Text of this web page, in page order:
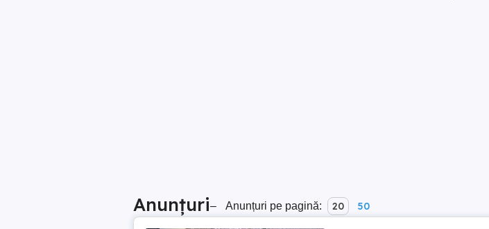
Anunțuri– Anunțuri pe pagină: 20 50